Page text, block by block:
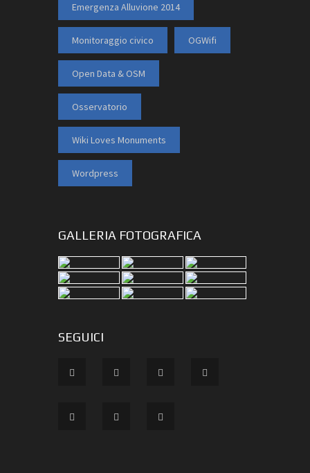
Emergenza Alluvione 2014
Monitoraggio civico OGWifi
Open Data & OSM
Osservatorio
Wiki Loves Monuments
Wordpress
GALLERIA FOTOGRAFICA
SEGUICI